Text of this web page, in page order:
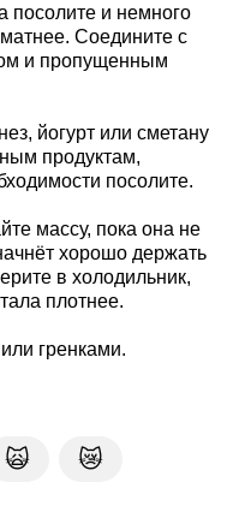
посолите и немного
Соедините с
и пропущенным
йогурт или сметану
продуктам,
посолите.
массу, пока она не
хорошо держать
в холодильник,
плотнее.
гренками.
🙀 😿